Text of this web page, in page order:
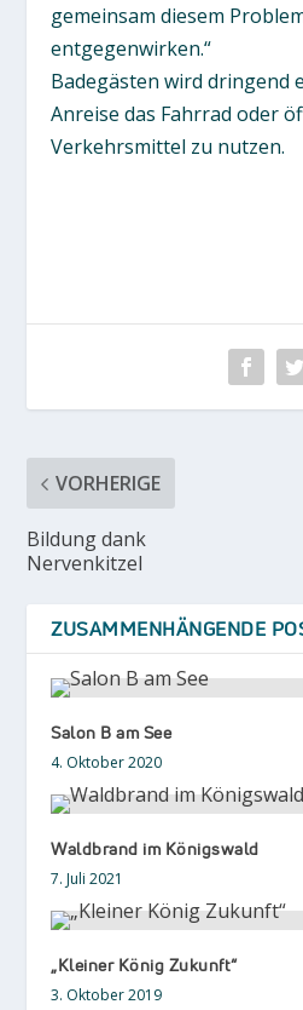
gemeinsam diesem
entgegenwirken.“
Badegästen wird dringend
Anreise das Fahrrad oder
Verkehrsmittel zu nutzen.
VORHERIGE
Bildung dank
Nervenkitzel
ZUSAMMENHÄNGENDE
Salon B am See
4. Oktober 2020
Waldbrand im Königswald
7. Juli 2021
„Kleiner König Zukunft“
3. Oktober 2019